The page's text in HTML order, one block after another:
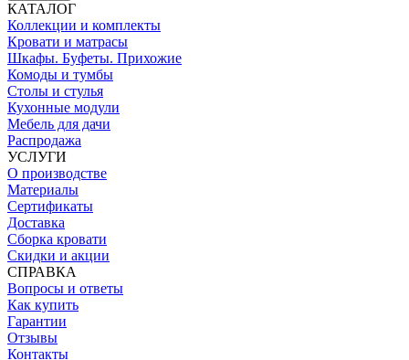
КАТАЛОГ
Коллекции и комплекты
Кровати и матрасы
Шкафы. Буфеты. Прихожие
Комоды и тумбы
Столы и стулья
Кухонные модули
Мебель для дачи
Распродажа
УСЛУГИ
О производстве
Материалы
Сертификаты
Доставка
Сборка кровати
Скидки и акции
СПРАВКА
Вопросы и ответы
Как купить
Гарантии
Отзывы
Контакты